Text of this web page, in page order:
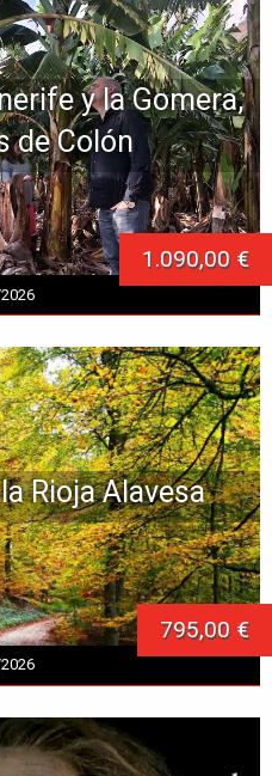
y la Gomera,
de Colón
1.090,00 €
Rioja Alavesa
795,00 €